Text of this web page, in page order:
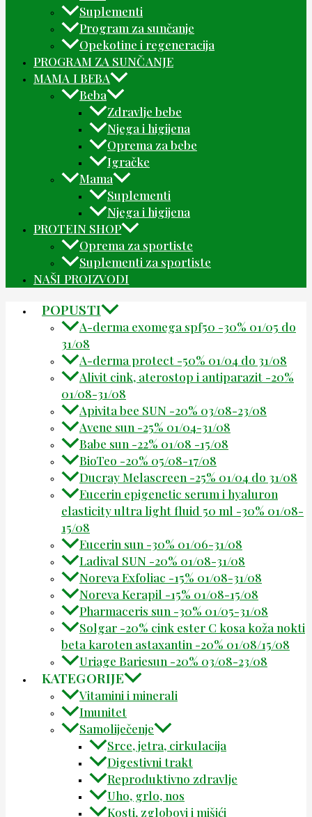
Suplementi
Program za sunčanje
Opekotine i regeneracija
PROGRAM ZA SUNČANJE
MAMA I BEBA
Beba
Zdravlje bebe
Njega i higijena
Oprema za bebe
Igračke
Mama
Suplementi
Njega i higijena
PROTEIN SHOP
Oprema za sportiste
Suplementi za sportiste
NAŠI PROIZVODI
POPUSTI
A-derma exomega spf50 -30% 01/05 do
31/08
A-derma protect -50% 01/04 do 31/08
Alivit cink, aterostop i antiparazit -20%
01/08-31/08
Apivita bee SUN -20% 03/08-23/08
Avene sun -25% 01/04-31/08
Babe sun -22% 01/08 -15/08
BioTeo -20% 05/08-17/08
Ducray Melascreen -25% 01/04 do 31/08
Eucerin epigenetic serum i hyaluron
elasticity ultra light fluid 50 ml -30% 01/08-
15/08
Eucerin sun -30% 01/06-31/08
Ladival SUN -20% 01/08-31/08
Noreva Exfoliac -15% 01/08-31/08
Noreva Kerapil -15% 01/08-15/08
Pharmaceris sun -30% 01/05-31/08
Solgar -20% cink ester C kosa koža nokti
beta karoten astaxantin -20% 01/08/15/08
Uriage Bariesun -20% 03/08-23/08
KATEGORIJE
Vitamini i minerali
Imunitet
Samoliječenje
Srce, jetra, cirkulacija
Digestivni trakt
Reproduktivno zdravlje
Uho, grlo, nos
Kosti, zglobovi i mišići